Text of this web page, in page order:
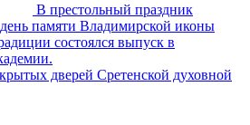
В престольный праздник
памяти Владимирской иконы
состоялся выпуск в
дверей Сретенской духовной